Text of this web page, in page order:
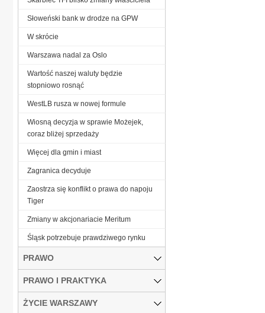
Słoweński bank w drodze na GPW
W skrócie
Warszawa nadal za Oslo
Wartość naszej waluty będzie
stopniowo rosnąć
WestLB rusza w nowej formule
Wiosną decyzja w sprawie Możejek,
coraz bliżej sprzedaży
Więcej dla gmin i miast
Zagranica decyduje
Zaostrza się konflikt o prawa do napoju
Tiger
Zmiany w akcjonariacie Meritum
Śląsk potrzebuje prawdziwego rynku
PRAWO
PRAWO I PRAKTYKA
ŻYCIE WARSZAWY